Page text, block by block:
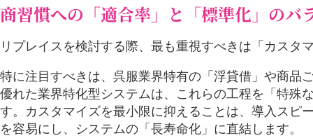
商習慣への「適合率」と「標準化」のバ
リプレイスを検討する際、最も重視すべきは「カス
特に注目すべきは、呉服業界特有の「浮貸借」や商品
優れた業界特化型システムは、これらの工程を「特殊
す。カスタマイズを最小限に抑えることは、導入スピ
を容易にし、システムの「長寿命化」に直結します。